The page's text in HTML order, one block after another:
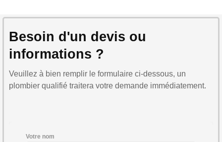
Besoin d'un devis ou
informations ?
Veuillez à bien remplir le formulaire ci-dessous, un
plombier qualifié traitera votre demande immédiatement.
Votre nom